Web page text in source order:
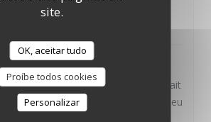
site.
OK, aceitar tudo
Proíbe todos cookies
Personalizar
guests 2
Avril on était la pour mon
était parfait. Mais cette fois ci on était
étaient rien de spécial, même un peu
Le croustillant d’épaule